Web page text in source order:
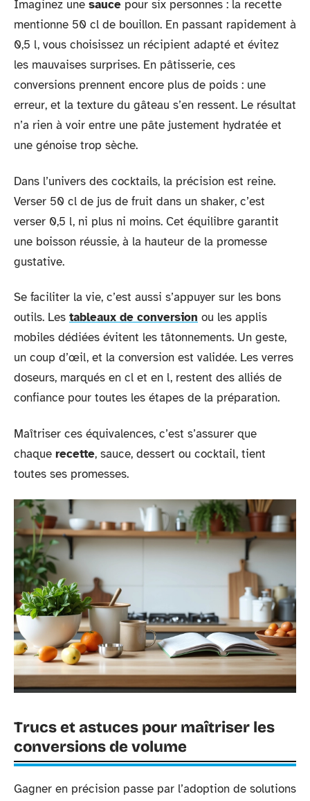
Imaginez une sauce pour six personnes : la recette
mentionne 50 cl de bouillon. En passant rapidement à
0,5 l, vous choisissez un récipient adapté et évitez
les mauvaises surprises. En pâtisserie, ces
conversions prennent encore plus de poids : une
erreur, et la texture du gâteau s’en ressent. Le résultat
n’a rien à voir entre une pâte justement hydratée et
une génoise trop sèche.
Dans l’univers des cocktails, la précision est reine.
Verser 50 cl de jus de fruit dans un shaker, c’est
verser 0,5 l, ni plus ni moins. Cet équilibre garantit
une boisson réussie, à la hauteur de la promesse
gustative.
Se faciliter la vie, c’est aussi s’appuyer sur les bons
outils. Les tableaux de conversion ou les applis
mobiles dédiées évitent les tâtonnements. Un geste,
un coup d’œil, et la conversion est validée. Les verres
doseurs, marqués en cl et en l, restent des alliés de
confiance pour toutes les étapes de la préparation.
Maîtriser ces équivalences, c’est s’assurer que
chaque recette, sauce, dessert ou cocktail, tient
toutes ses promesses.
Trucs et astuces pour maîtriser les
conversions de volume
Gagner en précision passe par l’adoption de solutions